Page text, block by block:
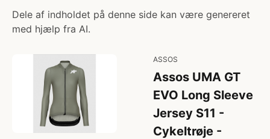
Dele af indholdet på denne side kan være genereret
med hjælp fra AI.
ASSOS
Assos UMA GT
EVO Long Sleeve
Jersey S11 -
Cykeltrøje -